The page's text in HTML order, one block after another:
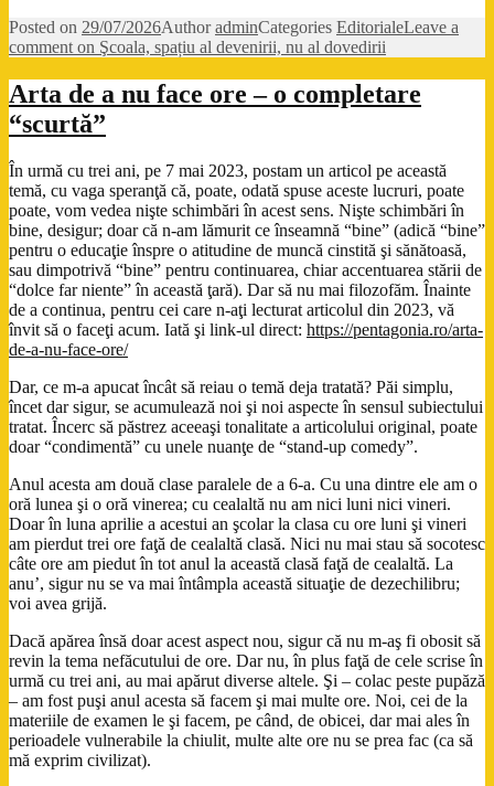
Posted on 29/07/2026AuthoradminCategories EditorialeLeave a
comment on Şcoala, spațiu al devenirii, nu al dovedirii
Arta de a nu face ore – o completare
“scurtă”
În urmă cu trei ani, pe 7 mai 2023, postam un articol pe această
temă, cu vaga speranţă că, poate, odată spuse aceste lucruri, poate
poate, vom vedea nişte schimbări în acest sens. Nişte schimbări în
bine, desigur; doar că n-am lămurit ce înseamnă “bine” (adică “bine”
pentru o educaţie înspre o atitudine de muncă cinstită şi sănătoasă,
sau dimpotrivă “bine” pentru continuarea, chiar accentuarea stării de
“dolce far niente” în această ţară). Dar să nu mai filozofăm. Înainte
de a continua, pentru cei care n-aţi lecturat articolul din 2023, vă
învit să o faceţi acum. Iată şi link-ul direct: https://pentagonia.ro/arta-
de-a-nu-face-ore/
Dar, ce m-a apucat încât să reiau o temă deja tratată? Păi simplu,
încet dar sigur, se acumulează noi şi noi aspecte în sensul subiectului
tratat. Încerc să păstrez aceeaşi tonalitate a articolului original, poate
doar “condimentă” cu unele nuanţe de “stand-up comedy”.
Anul acesta am două clase paralele de a 6-a. Cu una dintre ele am o
oră lunea şi o oră vinerea; cu cealaltă nu am nici luni nici vineri.
Doar în luna aprilie a acestui an şcolar la clasa cu ore luni şi vineri
am pierdut trei ore faţă de cealaltă clasă. Nici nu mai stau să socotesc
câte ore am piedut în tot anul la această clasă faţă de cealaltă. La
anu’, sigur nu se va mai întâmpla această situaţie de dezechilibru;
voi avea grijă.
Dacă apărea însă doar acest aspect nou, sigur că nu m-aş fi obosit să
revin la tema nefăcutului de ore. Dar nu, în plus faţă de cele scrise în
urmă cu trei ani, au mai apărut diverse altele. Şi – colac peste pupăză
– am fost puşi anul acesta să facem şi mai multe ore. Noi, cei de la
materiile de examen le şi facem, pe când, de obicei, dar mai ales în
perioadele vulnerabile la chiulit, multe alte ore nu se prea fac (ca să
mă exprim civilizat).